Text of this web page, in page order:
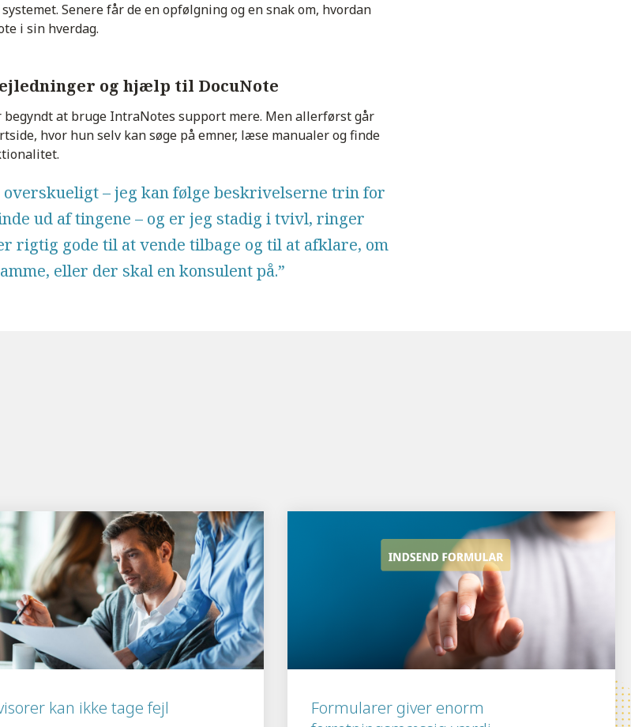
Senere får de en opfølgning og en snak om, hvordan
i sin hverdag.
og hjælp til DocuNote
at bruge IntraNotes support mere. Men allerførst går
hvor hun selv kan søge på emner, læse manualer og finde
overskueligt – jeg kan følge beskrivelserne trin for
ud af tingene – og er jeg stadig i tvivl, ringer
rigtig gode til at vende tilbage og til at afklare, om
eller der skal en konsulent på.”
kan ikke tage fejl
Formularer giver enorm